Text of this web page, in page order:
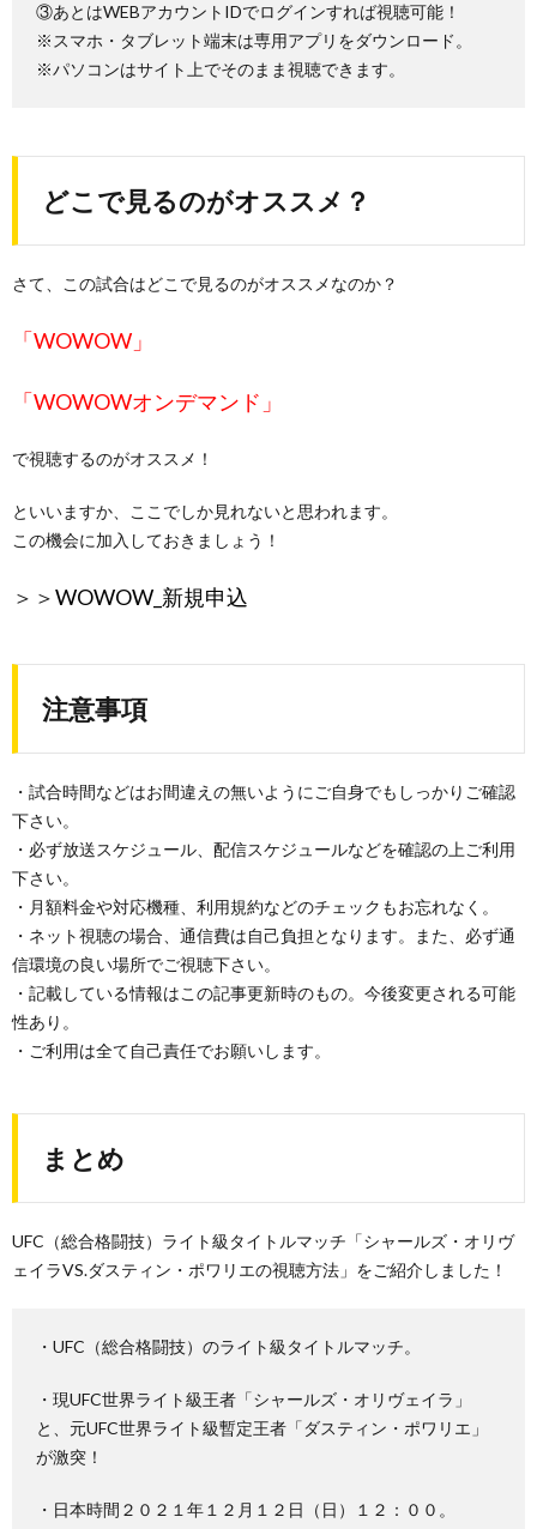
③あとはWEBアカウントIDでログインすれば視聴可能！
※スマホ・タブレット端末は専用アプリをダウンロード。
※パソコンはサイト上でそのまま視聴できます。
どこで見るのがオススメ？
さて、この試合はどこで見るのがオススメなのか？
「WOWOW」
「WOWOWオンデマンド」
で視聴するのがオススメ！
といいますか、ここでしか見れないと思われます。
この機会に加入しておきましょう！
＞＞WOWOW_新規申込
注意事項
・試合時間などはお間違えの無いようにご自身でもしっかりご確認
下さい。
・必ず放送スケジュール、配信スケジュールなどを確認の上ご利用
下さい。
・月額料金や対応機種、利用規約などのチェックもお忘れなく。
・ネット視聴の場合、通信費は自己負担となります。また、必ず通
信環境の良い場所でご視聴下さい。
・記載している情報はこの記事更新時のもの。今後変更される可能
性あり。
・ご利用は全て自己責任でお願いします。
まとめ
UFC（総合格闘技）ライト級タイトルマッチ「シャールズ・オリヴ
ェイラVS.ダスティン・ポワリエの視聴方法」をご紹介しました！
・UFC（総合格闘技）のライト級タイトルマッチ。
・現UFC世界ライト級王者「シャールズ・オリヴェイラ」
と、元UFC世界ライト級暫定王者「ダスティン・ポワリエ」
が激突！
・日本時間２０２１年１２月１２日（日）１２：００。